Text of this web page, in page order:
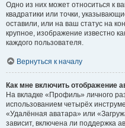
Одно из них может относиться к
квадратики или точки,
оставили, или на ваш статус на
крупное, изображение известно
каждого пользователя.
Вернуться к началу
Как мне включить отображение
На вкладке «Профиль» личного
использованием четырёх
«Удалённая аватара» или
зависит, включена ли поддержка